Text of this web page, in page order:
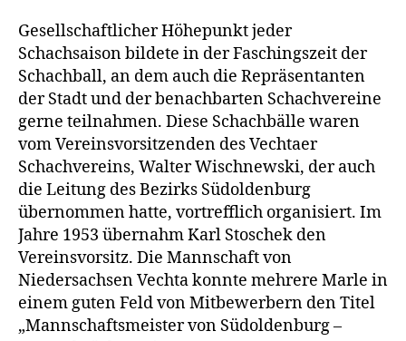
Gesellschaftlicher Höhepunkt jeder
Schachsaison bildete in der Faschingszeit der
Schachball, an dem auch die Repräsentanten
der Stadt und der benachbarten Schachvereine
gerne teilnahmen. Diese Schachbälle waren
vom Vereinsvorsitzenden des Vechtaer
Schachvereins, Walter Wischnewski, der auch
die Leitung des Bezirks Südoldenburg
übernommen hatte, vortrefflich organisiert. Im
Jahre 1953 übernahm Karl Stoschek den
Vereinsvorsitz. Die Mannschaft von
Niedersachsen Vechta konnte mehrere Marle in
einem guten Feld von Mitbewerbern den Titel
„Mannschaftsmeister von Südoldenburg –